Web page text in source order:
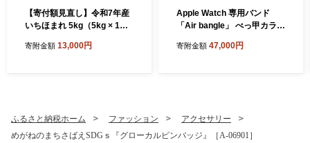
【寄付額見直し】令和7年産
いちほまれ 5kg（5kg × 1
米 白米 小分け 便利 ごはん
寄附金額 13,000円
Apple Watch 専用バンド
「Air bangle」 べっ甲カラー
デル）[E-03413] / 日本製 お
寄附金額 47,000円
ふるさと納税ホーム ファッション
アクセサリー
めがねのまちさばえSDGｓ『グローカルピンバッジ』［A-06901］